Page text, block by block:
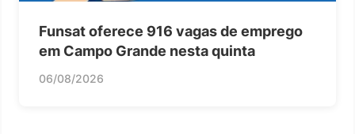
Funsat oferece 916 vagas de emprego
em Campo Grande nesta quinta
06/08/2026